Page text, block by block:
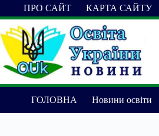
Перейти
до
вмісту
ПРО САЙТ КАРТА САЙТУ
ГОЛОВНА Новини освіти